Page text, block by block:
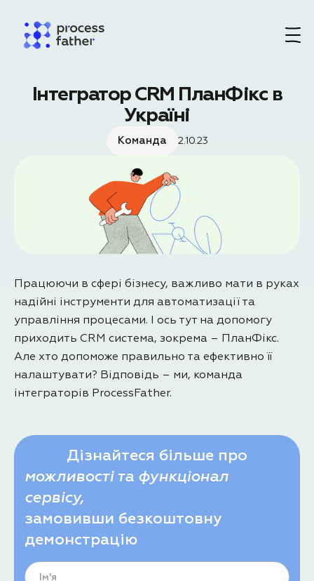
Інтегратор CRM ПланФікс в
Україні
Команда 2.10.23
Працюючи в сфері бізнесу, важливо мати в руках
надійні інструменти для автоматизації та
управління процесами. І ось тут на допомогу
приходить CRM система, зокрема – ПланФікс.
Але хто допоможе правильно та ефективно її
налаштувати? Відповідь – ми, команда
інтеграторів ProcessFather.
Дізнайтеся більше про
можливості та функціонал
сервісу,
замовивши безкоштовну
демонстрацію